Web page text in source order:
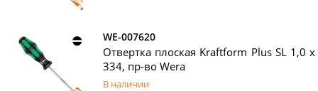
WE-007620
Отвертка плоская Kraftform Plus SL 1,0
334, пр-во Wera
В наличии